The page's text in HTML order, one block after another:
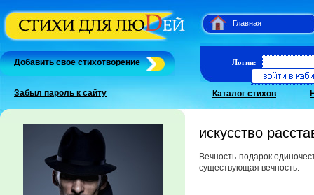
Главная
Добавить свое стихотворение
Забыл пароль к сайту
Логин:
Каталог стихов
искусство
Вечность-подарок
существующая вечность.